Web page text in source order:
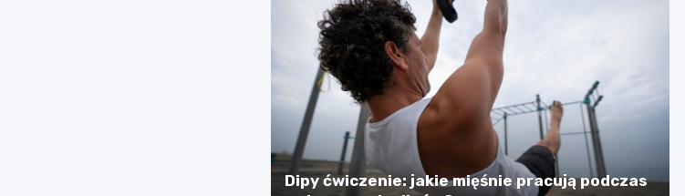
Dipy ćwiczenie: jakie mięśnie pracują podczas